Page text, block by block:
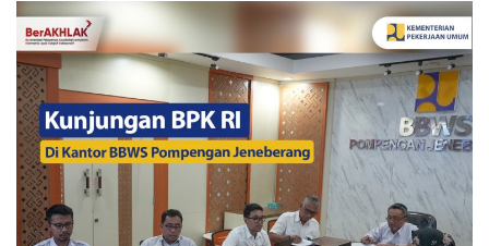
Informasi Publik
Kontak